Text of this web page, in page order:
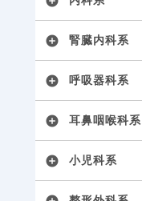
add_circle 腎臓内科系
add_circle 呼吸器科系
add_circle 耳鼻咽喉科系
add_circle 小児科系